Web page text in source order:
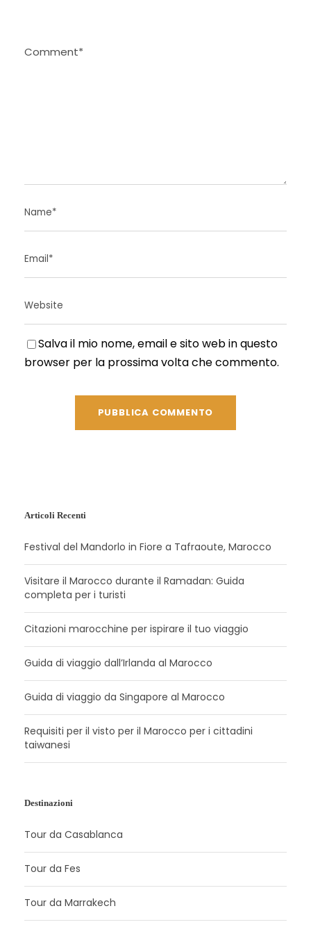
Salva il mio nome, email e sito web in questo
browser per la prossima volta che commento.
Articoli Recenti
Festival del Mandorlo in Fiore a Tafraoute, Marocco
Visitare il Marocco durante il Ramadan: Guida
completa per i turisti
Citazioni marocchine per ispirare il tuo viaggio
Guida di viaggio dall’Irlanda al Marocco
Guida di viaggio da Singapore al Marocco
Requisiti per il visto per il Marocco per i cittadini
taiwanesi
Destinazioni
Tour da Casablanca
Tour da Fes
Tour da Marrakech